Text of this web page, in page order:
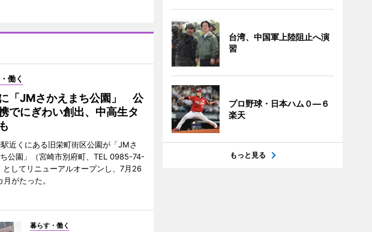
働く
「JMさかえまち公園」 公
でにぎわい創出、中高生タ
近くにある旧栄町街区公園が「JMさ
公園」（宮崎市別府町、TEL 0985-74-
としてリニューアルオープンし、7月26
月がたった。
暮らす・働く
台湾、中国軍上陸阻止へ演
習
プロ野球・日本ハム０―６
楽天
もっと見る